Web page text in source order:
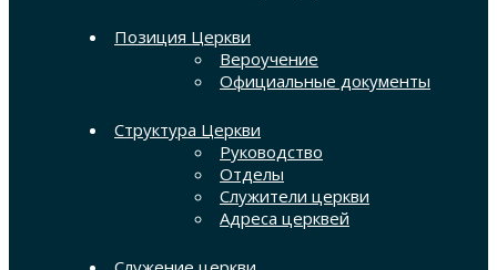
Позиция Церкви
Вероучение
Официальные документы
Структура Церкви
Руководство
Отделы
Служители церкви
Адреса церквей